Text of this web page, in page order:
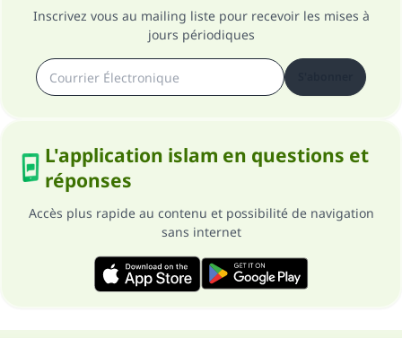
Inscrivez vous au mailing liste pour recevoir les mises à
jours périodiques
L'application islam en questions et
réponses
Accès plus rapide au contenu et possibilité de navigation
sans internet